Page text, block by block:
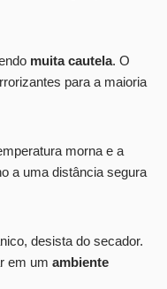
muita cautela. O
para a maioria
morna e a
a uma distância segura
desista do secador.
em um ambiente